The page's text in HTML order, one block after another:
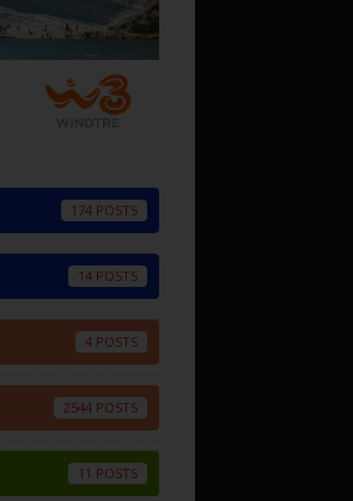
174
14
4
2544
11